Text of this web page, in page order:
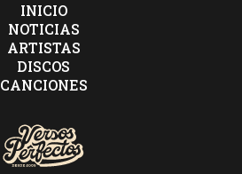
INICIO
NOTICIAS
ARTISTAS
DISCOS
CANCIONES